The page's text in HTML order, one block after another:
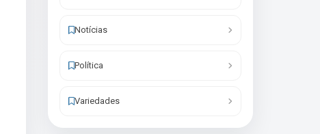
Notícias
Política
Variedades